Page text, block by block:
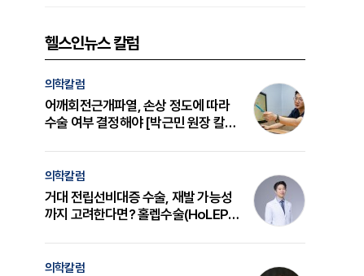
헬스인뉴스 칼럼
의학칼럼
어깨회전근개파열, 손상 정도에 따라
수술 여부 결정해야 [박근민 원장 칼
의학칼럼
거대 전립선비대증 수술, 재발 가능성
까지 고려한다면? 홀렙수술(HoLEP)
의학칼럼